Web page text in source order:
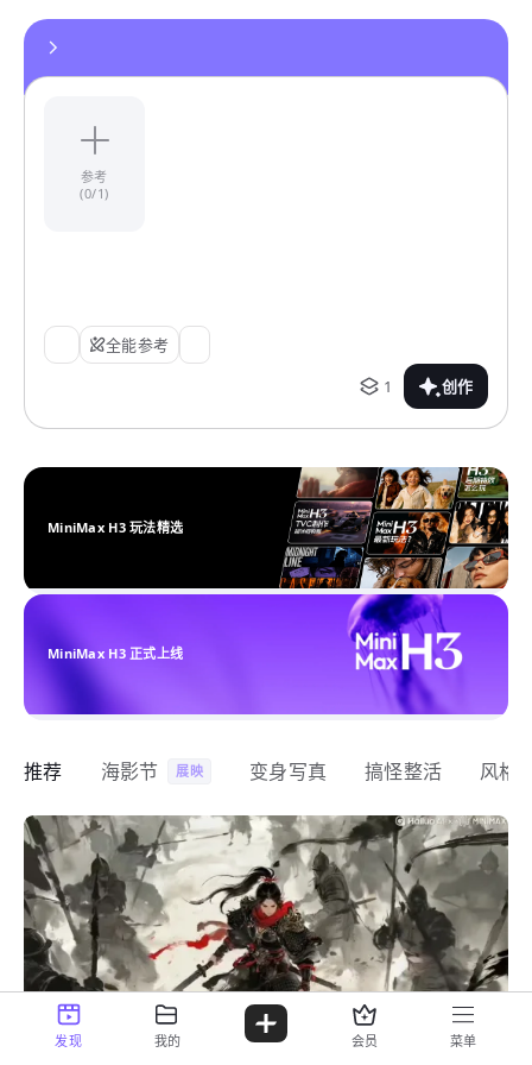
参考
(0/1)
全能参考
1
创作
MiniMax H3 玩法精选
MiniMax H3 正式上线
推荐 海影节 展映 变身写真 搞怪整活 风格
发现 我的 会员 菜单